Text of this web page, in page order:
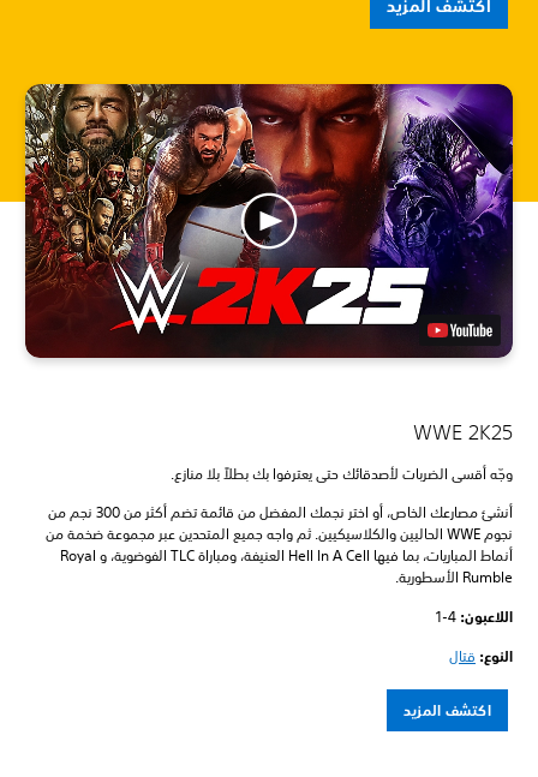
اكتشف المزيد
WWE 2K25
وجّه أقسى الضربات لأصدقائك حتى يعترفوا بك بطلاً بلا منازع.
أنشئ مصارعك الخاص، أو اختر نجمك المفضل من قائمة تضم أكثر من 300 نجم من
نجوم WWE الحاليين والكلاسيكيين. ثم واجه جميع المتحدين عبر مجموعة ضخمة من
أنماط المباريات، بما فيها Hell In A Cell العنيفة، ومباراة TLC الفوضوية، و Royal
Rumble الأسطورية.
اللاعبون: ‏ 1-4
النوع: قتال
اكتشف المزيد